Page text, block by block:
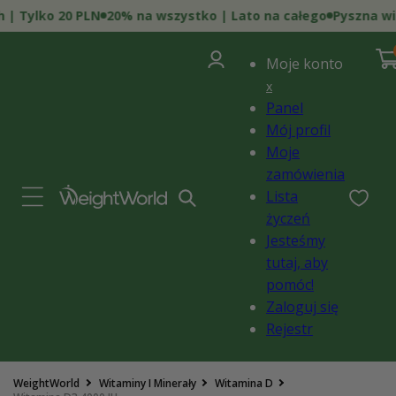
do
treści
20 PLN 20% na wszystko | Lato na całego Pyszna
Zaloguj
się
Moje konto
x
Panel
Mój profil
Moje
zamówienia
Lista
życzeń
Jesteśmy
tutaj, aby
pomóc!
Zaloguj się
Rejestr
i)
WeightWorld Witaminy I Minerały
Witamina D
Pomiń,